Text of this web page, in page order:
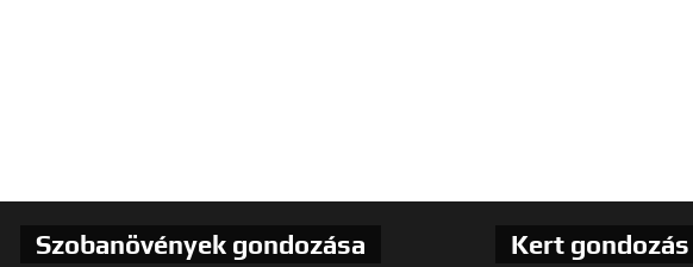
Szobanövények gondozása Kert gondozás